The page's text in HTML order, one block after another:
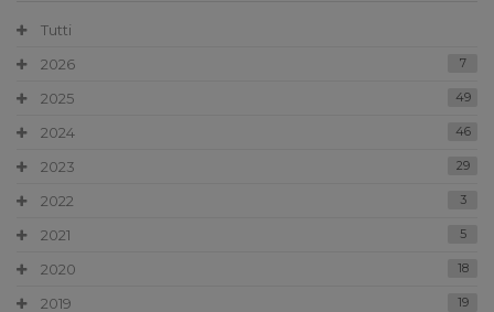
Tutti
2026
7
2025 49
2024 46
2023 29
2022 3
2021 5
2020 18
2019 19